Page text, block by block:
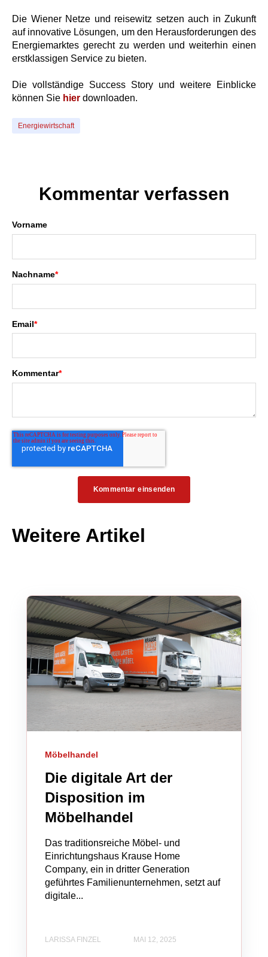
Die Wiener Netze und reisewitz setzen auch in Zukunft
auf innovative Lösungen, um den Herausforderungen des
Energiemarktes gerecht zu werden und weiterhin einen
erstklassigen Service zu bieten.
Die vollständige Success Story und weitere Einblicke
können Sie hier downloaden.
Energiewirtschaft
Kommentar verfassen
Vorname
Nachname*
Email*
Kommentar*
Weitere Artikel
Möbelhandel
Die digitale Art der
Disposition im
Möbelhandel
Das traditionsreiche Möbel- und
Einrichtungshaus Krause Home
Company, ein in dritter Generation
geführtes Familienunternehmen, setzt auf
digitale...
LARISSA FINZEL MAI 12, 2025